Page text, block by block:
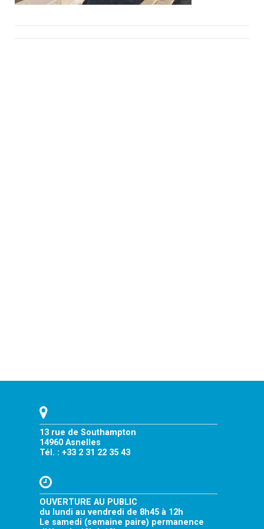
13 rue de Southampton
14960 Asnelles
Tél. : +33 2 31 22 35 43
OUVERTURE AU PUBLIC
du lundi au vendredi de 8h45 à 12h
Le samedi (semaine paire) permanence